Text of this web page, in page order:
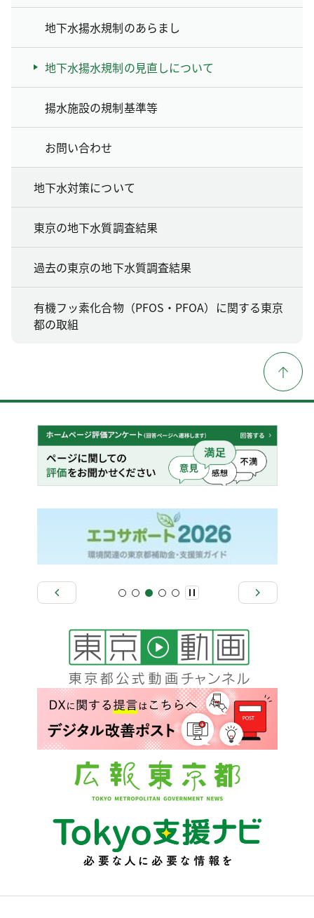
地下水揚水規制のあらまし
地下水揚水規制の見直しについて
揚水施設の規制基準等
お問い合わせ
地下水対策について
東京の地下水質調査結果
過去の東京の地下水質調査結果
有機フッ素化合物（PFOS・PFOA）に関する東京
都の取組